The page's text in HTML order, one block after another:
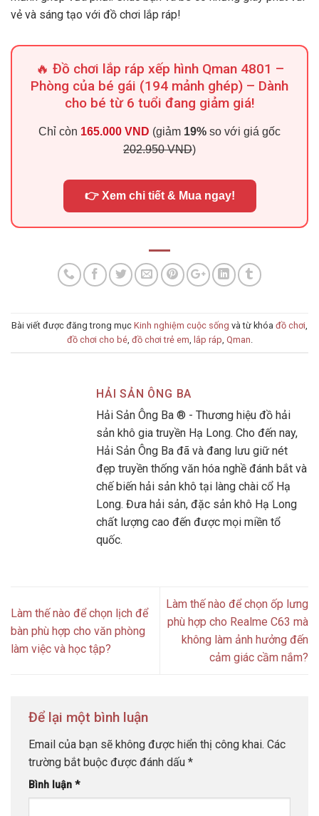
vẻ và sáng tạo với đồ chơi lắp ráp!
🔥 Đồ chơi lắp ráp xếp hình Qman 4801 –
Phòng của bé gái (194 mảnh ghép) – Dành
cho bé từ 6 tuổi đang giảm giá!
Chỉ còn 165.000 VND (giảm 19% so với giá gốc
202.950 VND)
👉 Xem chi tiết & Mua ngay!
Bài viết được đăng trong mục Kinh nghiệm cuộc sống và từ khóa đồ chơi
đồ chơi cho bé, đồ chơi trẻ em lắp ráp Qman
HẢI SẢN ÔNG BA
Hải Sản Ông Ba ® - Thương hiệu đồ hải
sản khô gia truyền Hạ Long. Cho đến nay,
Hải Sản Ông Ba đã và đang lưu giữ nét
đẹp truyền thống văn hóa nghề đánh bắt và
chế biến hải sản khô tại làng chài cổ Hạ
Long. Đưa hải sản, đặc sản khô Hạ Long
chất lượng cao đến được mọi miền tổ
quốc.
Làm thế nào để chọn lịch để
bàn phù hợp cho văn phòng
làm việc và học tập?
Làm thế nào để chọn ốp lưng
phù hợp cho Realme C63 mà
không làm ảnh hưởng đến
cảm giác cầm nắm?
Để lại một bình luận
Email của bạn sẽ không được hiển thị công khai. Các
trường bắt buộc được đánh dấu *
Bình luận *